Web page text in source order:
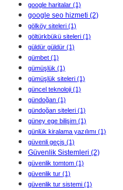
google haritalar (1)
google seo hizmeti (2)
gölköy siteleri (1)
göltürkbükü siteleri (1)
güldür güldür (1)
gümbet (1)
gümüşlük (1)
gümüşlük siteleri (1)
güncel teknoloji (1)
gündoğan (1)
gündoğan siteleri (1)
güney ege bilişim (1)
günlük kiralama yazılımı (1)
güvenli geçiş (1)
Güvenlik Sistemleri (2)
güvenlik tomtom (1)
güvenlik tur (1)
güvenlik tur sistemi (1)